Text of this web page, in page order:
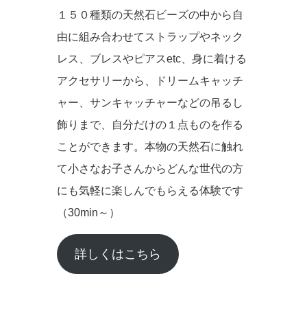
１５０種類の天然石ビーズの中から自
由に組み合わせてストラップやネック
レス、ブレスやピアスetc、身に着ける
アクセサリーから、ドリームキャッチ
ャー、サンキャッチャーなどの吊るし
飾りまで、自分だけの１点ものを作る
ことができます。本物の天然石に触れ
て小さなお子さんからどんな世代の方
にも気軽に楽しんでもらえる体験です
（30min～）
詳しくはこちら